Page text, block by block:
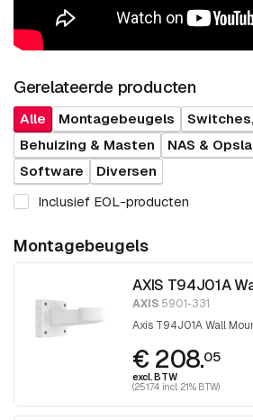
Gerelateerde producten
Alle Montagebeugels
Behuizing & Masten
NAS &
Software
Diversen
Inclusief EOL-producten
Montagebeugels
AXIS T94J01A
AXIS 5901-331
Axis T94J01A Wall
€ 208.05
excl. BTW
(251.74 incl. 21% BTW)